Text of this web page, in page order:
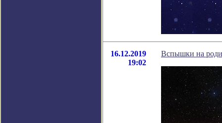
16.12.2019
19:02
Вспышки на